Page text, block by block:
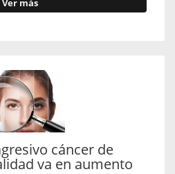
Ver más
cáncer de
va en aumento